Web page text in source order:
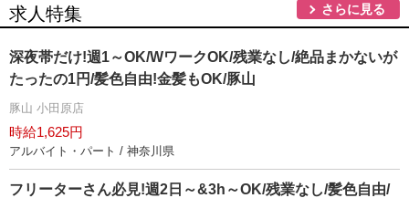
求人特集 さらに見る
深夜帯だけ!週1～OK/WワークOK/残業なし/絶品まかないが
たったの1円/髪色自由!金髪もOK/豚山
豚山 小田原店
時給1,625円
アルバイト・パート / 神奈川県
フリーターさん必見!週2日～&3h～OK/残業なし/髪色自由/